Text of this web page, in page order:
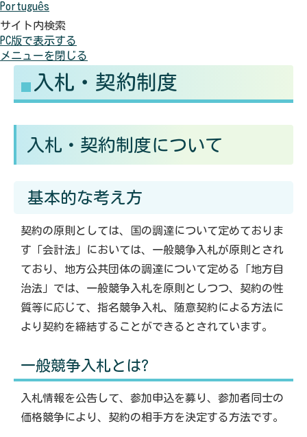
色
に
す
る
青
色
に
す
る
を
元
に
戻
す
Português
サイト内検索
PC版で表示する
メニューを閉じる
入札・契約制度
入札・契約制度について
基本的な考え方
契約の原則としては、国の調達について定めておりま
す「会計法」においては、一般競争入札が原則とされ
ており、地方公共団体の調達について定める「地方自
治法」では、一般競争入札を原則としつつ、契約の性
質等に応じて、指名競争入札、随意契約による方法に
より契約を締結することができるとされています。
一般競争入札とは?
入札情報を公告して、参加申込を募り、参加者同士の
価格競争により、契約の相手方を決定する方法です。